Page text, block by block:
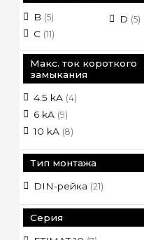
B (5)
C (11)
D (5)
Макс. ток короткого
замыкания
4.5 kA (4)
6 kA (9)
10 kA (8)
Тип монтажа
DIN-рейка (21)
Серия